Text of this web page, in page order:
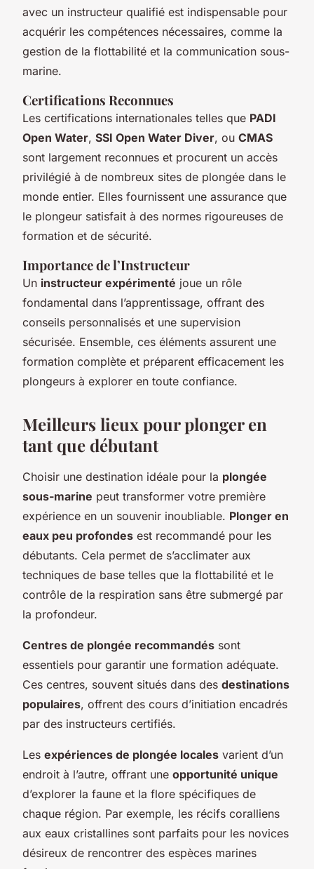
avec un instructeur qualifié est indispensable pour
acquérir les compétences nécessaires, comme la
gestion de la flottabilité et la communication sous-
marine.
Certifications Reconnues
Les certifications internationales telles que PADI
Open Water, SSI Open Water Diver, ou CMAS
sont largement reconnues et procurent un accès
privilégié à de nombreux sites de plongée dans le
monde entier. Elles fournissent une assurance que
le plongeur satisfait à des normes rigoureuses de
formation et de sécurité.
Importance de l’Instructeur
Un instructeur expérimenté joue un rôle
fondamental dans l’apprentissage, offrant des
conseils personnalisés et une supervision
sécurisée. Ensemble, ces éléments assurent une
formation complète et préparent efficacement les
plongeurs à explorer en toute confiance.
Meilleurs lieux pour plonger en
tant que débutant
Choisir une destination idéale pour la plongée
sous-marine peut transformer votre première
expérience en un souvenir inoubliable. Plonger en
eaux peu profondes est recommandé pour les
débutants. Cela permet de s’acclimater aux
techniques de base telles que la flottabilité et le
contrôle de la respiration sans être submergé par
la profondeur.
Centres de plongée recommandés sont
essentiels pour garantir une formation adéquate.
Ces centres, souvent situés dans des destinations
populaires, offrent des cours d’initiation encadrés
par des instructeurs certifiés.
Les expériences de plongée locales varient d’un
endroit à l’autre, offrant une opportunité unique
d’explorer la faune et la flore spécifiques de
chaque région. Par exemple, les récifs coralliens
aux eaux cristallines sont parfaits pour les novices
désireux de rencontrer des espèces marines